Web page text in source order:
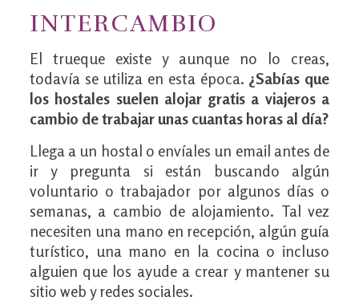
INTERCAMBIO
El trueque existe y aunque no lo creas,
todavía se utiliza en esta época. ¿Sabías que
los hostales suelen alojar gratis a viajeros a
cambio de trabajar unas cuantas horas al día?
Llega a un hostal o envíales un email antes de
ir y pregunta si están buscando algún
voluntario o trabajador por algunos días o
semanas, a cambio de alojamiento. Tal vez
necesiten una mano en recepción, algún guía
turístico, una mano en la cocina o incluso
alguien que los ayude a crear y mantener su
sitio web y redes sociales.